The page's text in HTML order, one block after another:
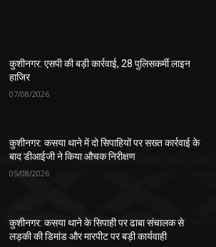
कुशीनगर: एसपी की बड़ी कार्रवाई, 28 पुलिसकर्मी लाइन
हाजिर
07/08/2026
कुशीनगर: कसया थाने में दो सिपाहियों पर सख्त कार्रवाई के
बाद डीआईजी ने किया औचक निरीक्षण
05/08/2026
कुशीनगर: कसया थाने के सिपाही पर ढाबा संचालक से
लड़की की डिमांड और मारपीट पर बड़ी कार्यवाही